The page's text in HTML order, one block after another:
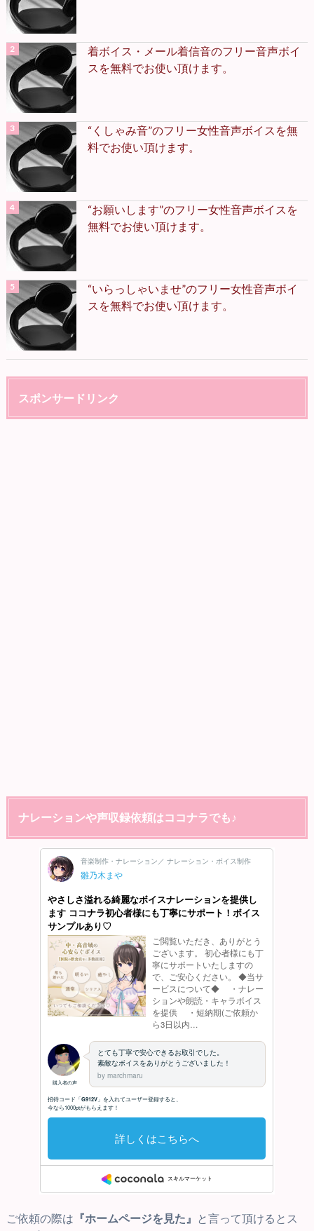
着ボイス・メール着信音のフリー音声ボイ
スを無料でお使い頂けます。
“くしゃみ音”のフリー女性音声ボイスを無
料でお使い頂けます。
“お願いします”のフリー女性音声ボイスを
無料でお使い頂けます。
“いらっしゃいませ”のフリー女性音声ボイ
スを無料でお使い頂けます。
スポンサードリンク
ナレーションや声収録依頼はココナラでも♪
ご依頼の際は 『ホームページを見た』
と言って頂けるとス